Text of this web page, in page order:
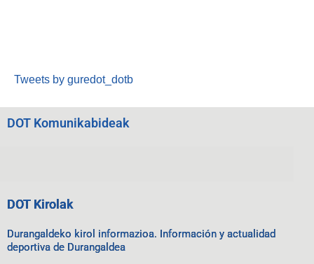
Tweets by guredot_dotb
DOT Komunikabideak
DOT Kirolak
Durangaldeko kirol informazioa. Información y actualidad
deportiva de Durangaldea